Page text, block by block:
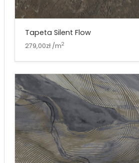
Tapeta Silent Flow
279,00zł /m2